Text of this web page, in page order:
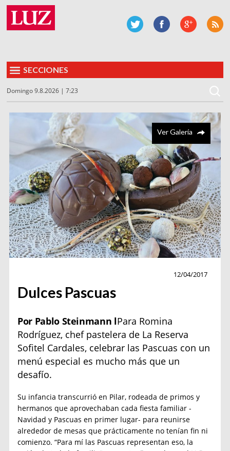
SECCIONES
Domingo 9.8.2026 | 7:23
Ver Galería
12/04/2017
Dulces Pascuas
Por Pablo Steinmann lPara Romina
Rodríguez, chef pastelera de La Reserva
Sofitel Cardales, celebrar las Pascuas con un
menú especial es mucho más que un
desafío.
Su infancia transcurrió en Pilar, rodeada de primos y
hermanos que aprovechaban cada fiesta familiar -
Navidad y Pascuas en primer lugar- para reunirse
alrededor de mesas que prácticamente no tenían fin ni
comienzo. “Para mí las Pascuas representan eso, la